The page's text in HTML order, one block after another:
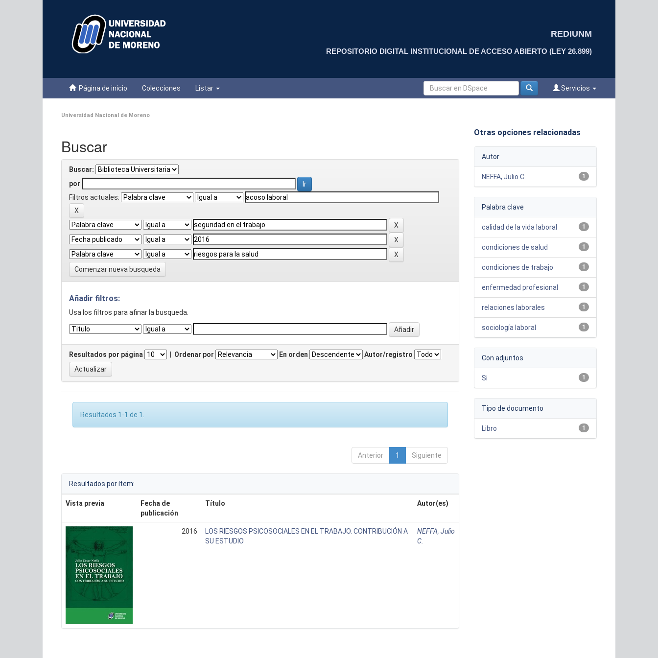
REDIUNM
REPOSITORIO DIGITAL INSTITUCIONAL DE ACCESO ABIERTO (LEY 26.899)
Página de inicio Colecciones Listar Servicios
Universidad Nacional de Moreno
Buscar
Buscar:
por
Filtros actuales:
Comenzar nueva busqueda
Añadir filtros:
Usa los filtros para afinar la busqueda.
Resultados por página Ordenar por En orden Autor/registro
Resultados 1-1 de 1.
Anterior 1 Siguiente
Resultados por ítem:
Vista previa
Fecha de
publicación
Título Autor(es)
2016
LOS RIESGOS PSICOSOCIALES EN EL TRABAJO. CONTRIBUCIÓN A
SU ESTUDIO
NEFFA, Julio
C.
Otras opciones relacionadas
Autor
1
NEFFA, Julio C.
Palabra clave
1
calidad de la vida laboral
1
condiciones de salud
1
condiciones de trabajo
1
enfermedad profesional
1
relaciones laborales
1
sociología laboral
Con adjuntos
1
Si
Tipo de documento
1
Libro